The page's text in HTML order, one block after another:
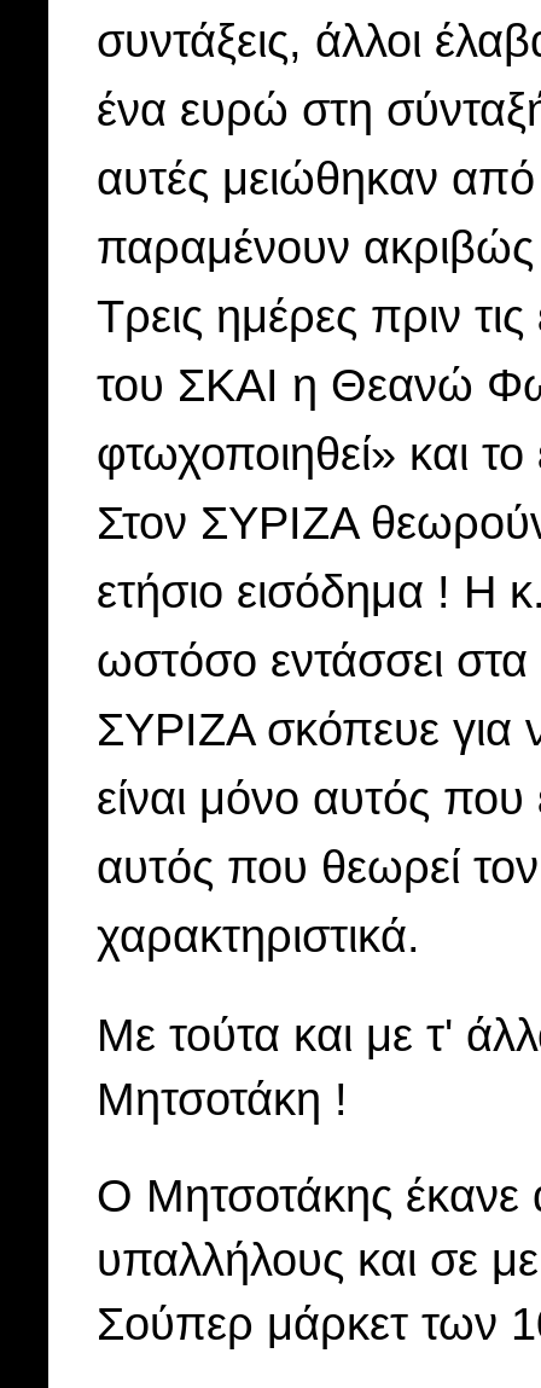
συντάξεις, άλλοι
ένα ευρώ στη
αυτές μειώθηκαν
παραμένουν
Τρεις ημέρες πριν
του ΣΚΑΙ η Θεανώ
φτωχοποιηθεί» και
Στον ΣΥΡΙΖΑ
ετήσιο εισόδημα ! Η
ωστόσο εντάσσει
ΣΥΡΙΖΑ σκόπευε για
είναι μόνο αυτός που
αυτός που θεωρεί
χαρακτηριστικά.
Με τούτα και με τ'
Μητσοτάκη !
Ο Μητσοτάκης έκανε
υπαλλήλους και σε
Σούπερ μάρκετ των